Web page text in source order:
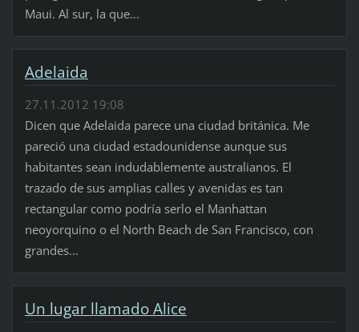
Maui. Al sur, la que...
Adelaida
27.11.2012 19:08
Dicen que Adelaida parece una ciudad británica. Me
pareció una ciudad estadounidense aunque sus
habitantes sean indudablemente australianos. El
trazado de sus amplias calles y avenidas es tan
rectangular como podría serlo el Manhattan
neoyorquino o el North Beach de San Francisco, con
grandes...
Un lugar llamado Alice